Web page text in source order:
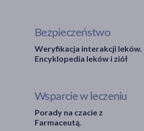
Bezpieczeństwo
Weryfikacja interakcji leków.
Encyklopedia leków i ziół
Wsparcie w leczeniu
Porady na czacie z
Farmaceutą.